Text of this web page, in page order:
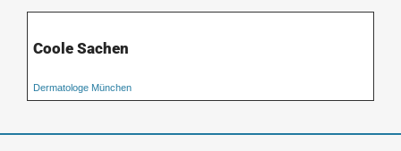
Coole Sachen
Dermatologe München